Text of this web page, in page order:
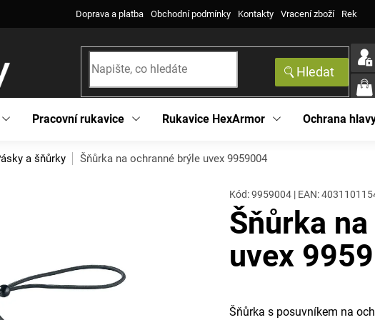
Doprava a platba Obchodní podmínky Kontakty Vracení zboží
Hledat
KOŠÍK
Pracovní rukavice Rukavice HexArmor Ochrana
a šňůrky Šňůrka na ochranné brýle uvex 9959004
Šňůrka
uvex
Kód:9959004 | EAN:
Šňůrka s posuvníkem na